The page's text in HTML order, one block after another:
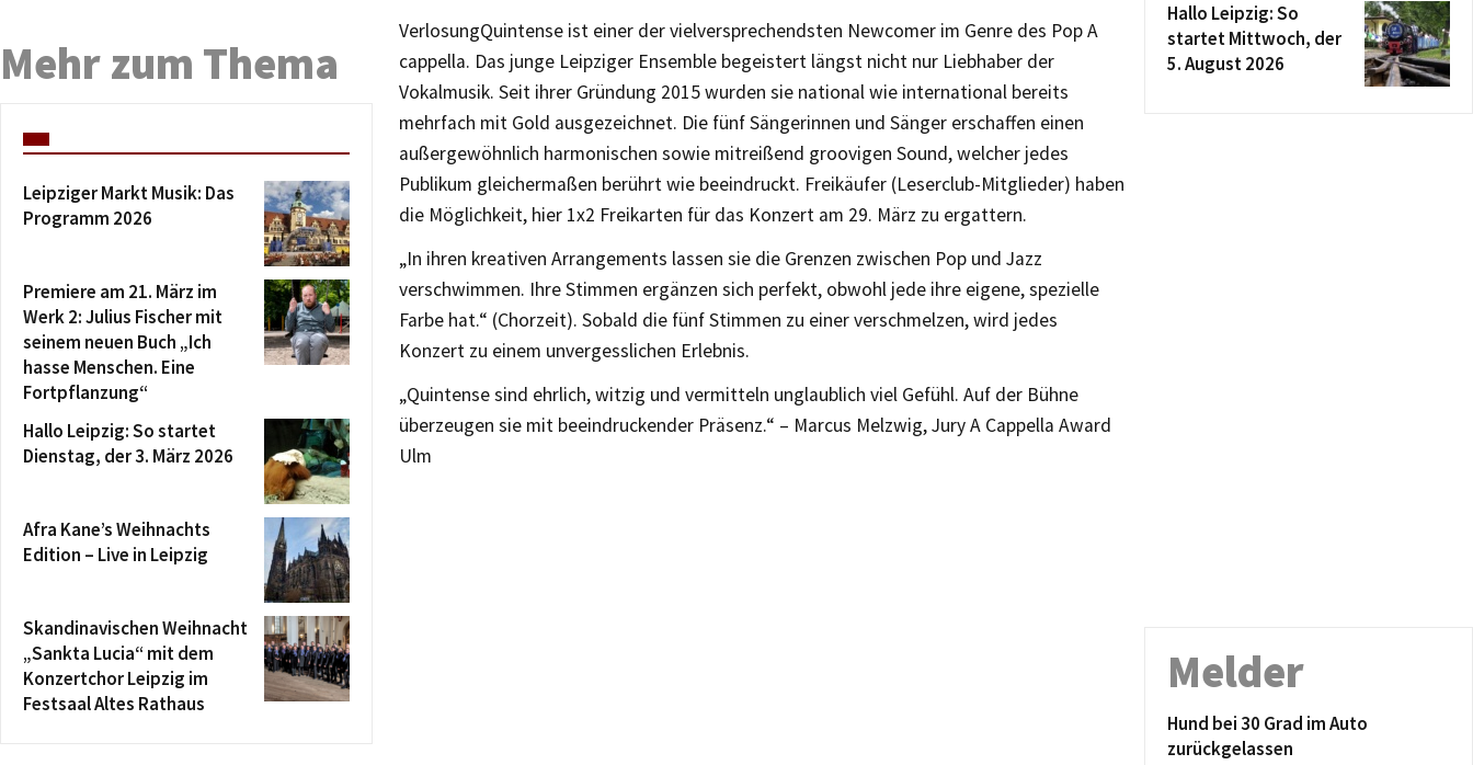
VerlosungQuintense ist einer der vielversprechendsten Newcomer im Genre des Pop A
cappella. Das junge Leipziger Ensemble begeistert längst nicht nur Liebhaber der
Vokalmusik. Seit ihrer Gründung 2015 wurden sie national wie international bereits
mehrfach mit Gold ausgezeichnet. Die fünf Sängerinnen und Sänger erschaffen einen
außergewöhnlich harmonischen sowie mitreißend groovigen Sound, welcher jedes
Publikum gleichermaßen berührt wie beeindruckt. Freikäufer (Leserclub-Mitglieder) haben
die Möglichkeit, hier 1x2 Freikarten für das Konzert am 29. März zu ergattern.
„In ihren kreativen Arrangements lassen sie die Grenzen zwischen Pop und Jazz
verschwimmen. Ihre Stimmen ergänzen sich perfekt, obwohl jede ihre eigene, spezielle
Farbe hat.“ (Chorzeit). Sobald die fünf Stimmen zu einer verschmelzen, wird jedes
Konzert zu einem unvergesslichen Erlebnis.
„Quintense sind ehrlich, witzig und vermitteln unglaublich viel Gefühl. Auf der Bühne
überzeugen sie mit beeindruckender Präsenz.“ – Marcus Melzwig, Jury A Cappella Award
Ulm
Mehr zum Thema
Leipziger Markt Musik: Das
Programm 2026
Premiere am 21. März im
Werk 2: Julius Fischer mit
seinem neuen Buch „Ich
hasse Menschen. Eine
Fortpflanzung“
Hallo Leipzig: So startet
Dienstag, der 3. März 2026
Afra Kane’s Weihnachts
Edition – Live in Leipzig
Skandinavischen Weihnacht
„Sankta Lucia“ mit dem
Konzertchor Leipzig im
Festsaal Altes Rathaus
Hallo Leipzig: So
startet Mittwoch, der
5. August 2026
Melder
Hund bei 30 Grad im Auto
zurückgelassen